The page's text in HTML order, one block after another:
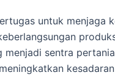
untuk menjaga
menjadi sentra